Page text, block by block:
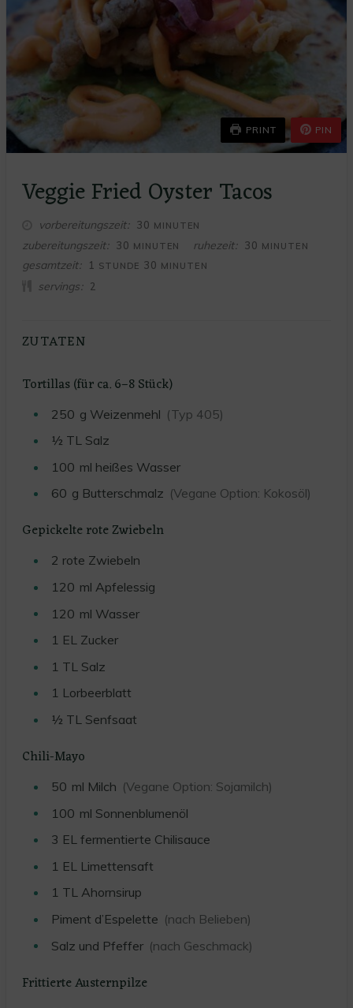
PRINT PIN
Veggie Fried Oyster Tacos
vorbereitungszeit 30 MINUTEN
MINUTEN
zubereitungszeit 30 MINUTEN
MINUTEN ruhezeit 30 MINUTEN
MINUTEN
gesamtzeit 1 STUNDE
STUNDE 30 MINUTEN
MINUTEN
servings 2
ZUTATEN
Tortillas (für ca. 6–8 Stück)
250 g Weizenmehl (Typ 405)
½ TL Salz
100 ml heißes Wasser
60 g Butterschmalz (Vegane Option: Kokosöl)
Gepickelte rote Zwiebeln
2 rote Zwiebeln
120 ml Apfelessig
120 ml Wasser
1 EL Zucker
1 TL Salz
1 Lorbeerblatt
½ TL Senfsaat
Chili-Mayo
50 ml Milch (Vegane Option: Sojamilch)
100 ml Sonnenblumenöl
3 EL fermentierte Chilisauce
1 EL Limettensaft
1 TL Ahornsirup
Piment d’Espelette (nach Belieben)
Salz und Pfeffer (nach Geschmack)
Frittierte Austernpilze